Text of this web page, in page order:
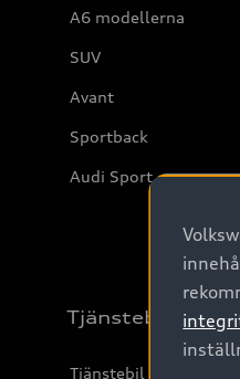
A6 modellerna
SUV
Avant
Sportback
Audi Sport
Tjänstebil
Tjänstebil